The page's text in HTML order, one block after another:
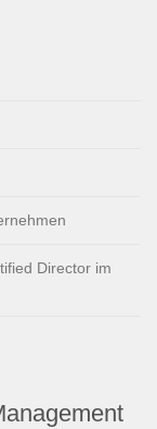
Director im